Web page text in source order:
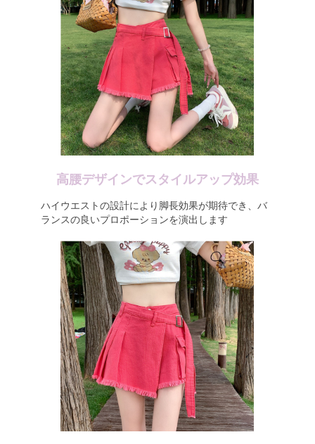
高腰デザインでスタイルアップ効果
ハイウエストの設計により脚長効果が期待でき、バ
ランスの良いプロポーションを演出します